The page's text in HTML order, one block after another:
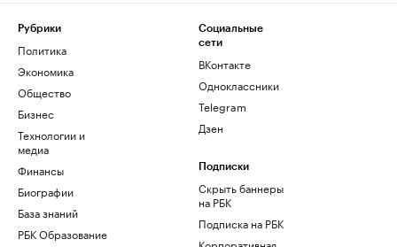
Рубрики
Политика
Экономика
Общество
Бизнес
Технологии и
медиа
Финансы
Биографии
База знаний
РБК Образование
Социальные
сети
ВКонтакте
Одноклассники
Telegram
Дзен
Подписки
Скрыть баннеры
на РБК
Подписка на РБК